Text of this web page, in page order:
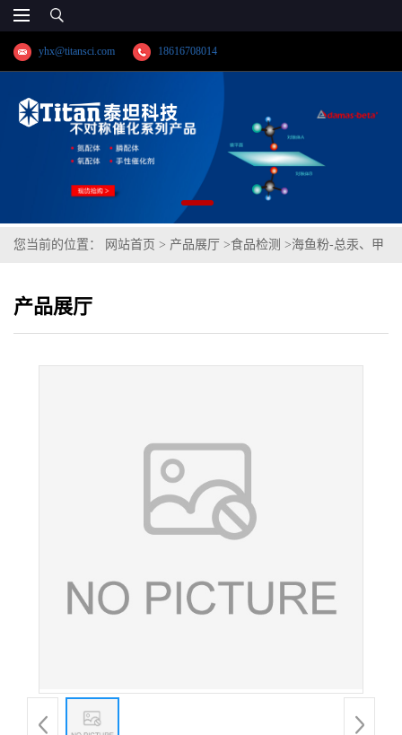
yhx@titansci.com 18616708014
您当前的位置： 网站首页 > 产品展厅 >食品检测 >海鱼粉-总汞、甲
产品展厅